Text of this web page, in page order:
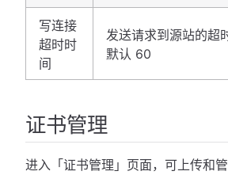
写连接
超时时
间
发送请求到源站的超
默认 60
证书管理
进入「证书管理」页面，可上传和